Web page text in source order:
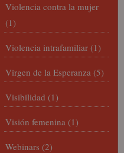
Violencia contra la mujer
(1)
Violencia intrafamiliar (1)
Virgen de la Esperanza (5)
Visibilidad (1)
Visión femenina (1)
Webinars (2)